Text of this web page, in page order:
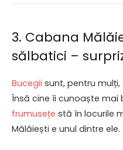
3. Cabana
sălbatici –
Bucegii sunt, pentru mulți,
Însă cine îi cunoaște
frumusețe stă în locurile
Mălăiești e unul dintre ele.